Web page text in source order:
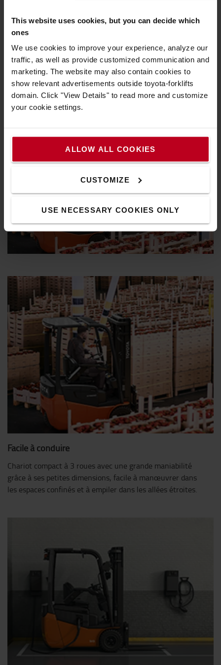
This website uses cookies, but you can decide which
ones
We use cookies to improve your experience, analyze our
traffic, as well as provide customized communication and
marketing. The website may also contain cookies to
show relevant advertisements outside toyota-forklifts
domain. Click "View Details" to read more and customize
your cookie settings.
ALLOW ALL COOKIES
CUSTOMIZE
USE NECESSARY COOKIES ONLY
Vous recherchez un chariot frontal électrique compact,
polyvalent et facile à conduire ? La gamme de chariots Toyota
Traigo24 est conçue pour une utilisation simple et directe
dans les espaces les plus restreints. Ces chariots faciles à
conduire sont tout aussi à l'aise dans les usines et les
entrepôts que dans les magasins.
Facile à conduire
Chariot compact à 3 roues avec une grande maniabilité
grâce à ses petites dimensions, facile à manœuvrer dans
les espaces confinés et à empiler dans les allées étroites.